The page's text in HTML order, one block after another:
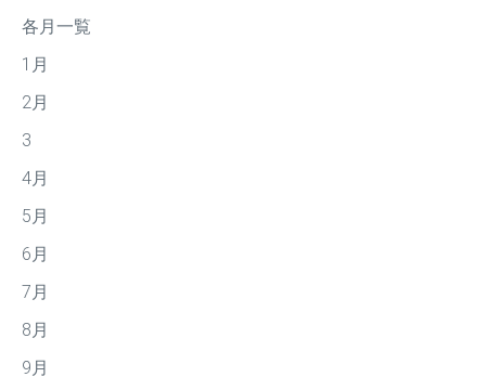
各月一覧
1月
2月
3
4月
5月
6月
7月
8月
9月